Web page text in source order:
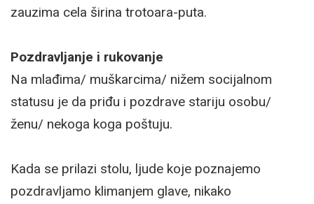
zauzima cela širina trotoara-puta.
Pozdravljanje i rukovanje
Na mlađima/ muškarcima/ nižem socijalnom
statusu je da priđu i pozdrave stariju osobu/
ženu/ nekoga koga poštuju.
Kada se prilazi stolu, ljude koje poznajemo
pozdravljamo klimanjem glave, nikako